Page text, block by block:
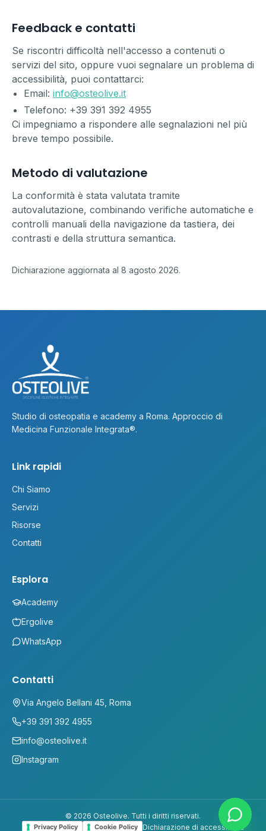
Feedback e contatti
Se riscontri difficoltà nell'accesso a contenuti o
servizi del sito, oppure vuoi segnalare un problema di
accessibilità, puoi contattarci:
Email: info@osteolive.it
Telefono: +39 391 392 4955
Ci impegniamo a rispondere alle segnalazioni nel più
breve tempo possibile.
Metodo di valutazione
La conformità è stata valutata tramite
autovalutazione, combinando verifiche automatiche e
controlli manuali della navigazione da tastiera, dei
contrasti e della struttura semantica.
Dichiarazione aggiornata al 8 agosto 2026.
Studio di osteopatia e academy a Roma. Approccio di
Medicina Funzionale Integrata®.
Link rapidi
Chi Siamo
Servizi
Risorse
Contatti
Esplora
Academy
Ergolive
WhatsApp
Contatti
Via Angelo Bellani 45, Roma
+39 391 392 4955
info@osteolive.it
Instagram
© 2026 Osteolive. Tutti i diritti riservati.
Privacy Policy Cookie Policy Dichiarazione di accessibilità